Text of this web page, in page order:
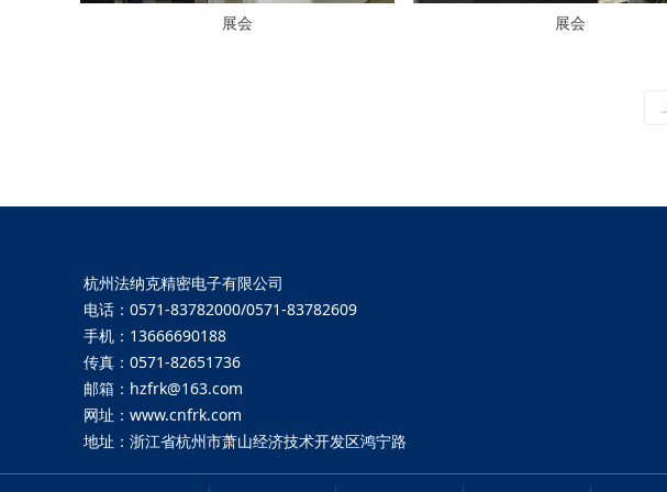
展会 展会
杭州法纳克精密电子有限公司
电话：0571-83782000/0571-83782609
手机：13666690188
传真：0571-82651736
邮箱：hzfrk@163.com
网址：www.cnfrk.com
地址：浙江省杭州市萧山经济技术开发区鸿宁路